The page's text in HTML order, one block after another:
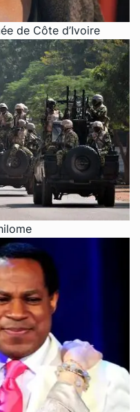
de Côte d’Ivoire